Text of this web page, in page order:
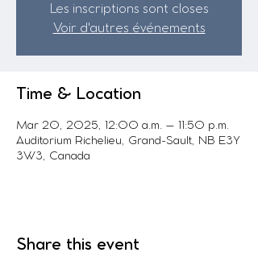
Les inscriptions sont closes
Voir d'autres événements
Time & Location
Mar 20, 2025, 12:00 a.m. – 11:50 p.m.
Auditorium Richelieu, Grand-Sault, NB E3Y
3W3, Canada
Share this event